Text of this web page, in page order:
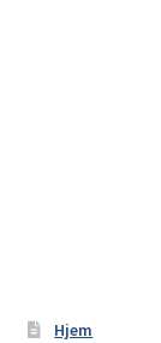
Hjem